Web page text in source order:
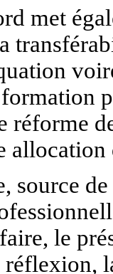
met
réforme
allocation
source
le
réflexion,